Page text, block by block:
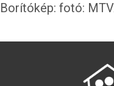
Borítókép: fotó: